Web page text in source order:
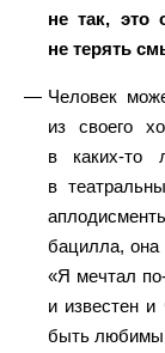
не так, это
не терять
Человек
из своего
в каких-то
в
бацилла, она
«Я мечтал
и известен
быть